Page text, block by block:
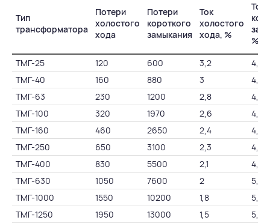
Тип
трансформатора
Потери
холостого
хода
Потери
короткого
замыкания
Ток
холостого
хода, %
Ток
%
ТМГ-25
120 600 3,2
4,5
ТМГ-40
160 880 3
4,5
ТМГ-63
230 1200 2,8
4,5
ТМГ-100
320 1970 2,6
4,5
ТМГ-160
460 2650 2,4
4,7
ТМГ-250
650 3100 2,3
4,5
ТМГ-400
830 5500 2,1
4,5
ТМГ-630
1050 7600 2
5,5
ТМГ-1000
1550 10200 1,8
5,5
ТМГ-1250
1950 13000 1,5
5,5